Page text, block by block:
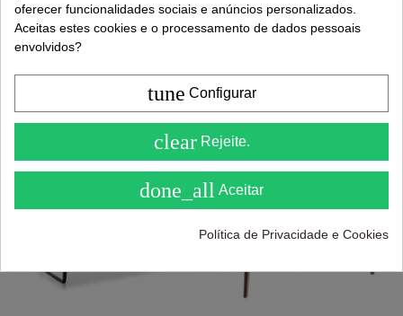
estrutura
metálica com
acabamento
preto,...
Adicionar ao carrinho
INDUSTRIAL
HOLE
oferecer funcionalidades sociais e anúncios personalizados.
Aceitas estes cookies e o processamento de dados pessoais
envolvidos?
tune Configurar
clear Rejeite.
done_all Aceitar
Política de Privacidade e Cookies